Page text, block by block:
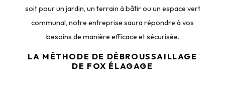
soit pour un jardin, un terrain à bâtir ou un espace vert
communal, notre entreprise saura répondre à vos
besoins de manière efficace et sécurisée.
LA MÉTHODE DE DÉBROUSSAILLAGE
DE FOX ÉLAGAGE